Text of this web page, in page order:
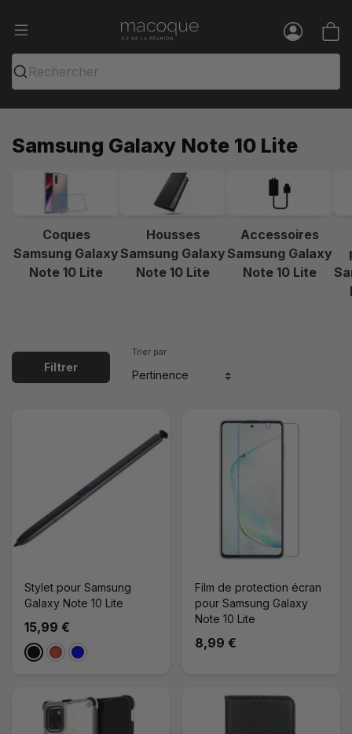
Ma Coque - Coques et Accessoires
Rechercher
Samsung Galaxy Note 10 Lite
Coques
Samsung Galaxy
Note 10 Lite
Housses
Samsung Galaxy
Note 10 Lite
Accessoires
Samsung Galaxy
Note 10 Lite
Filtrer
Trier par
Stylet pour Samsung
Galaxy Note 10 Lite
15,99 €
NoirRouge
Bleu
Film de protection écran
pour Samsung Galaxy
Note 10 Lite
8,99 €